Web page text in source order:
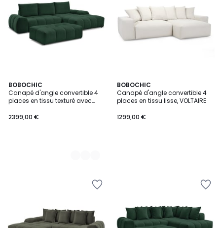
BOBOCHIC
Canapé d'angle convertible 4
places en tissu texturé avec
2399,00 €
10
Couleurs
BOBOCHIC
Canapé d'angle convertible 4
places en tissu lisse, VOLTAIRE
1299,00 €